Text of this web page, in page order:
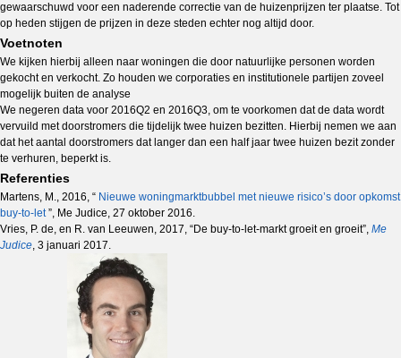
gewaarschuwd voor een naderende correctie van de huizenprijzen ter plaatse. Tot
op heden stijgen de prijzen in deze steden echter nog altijd door.
Voetnoten
We kijken hierbij alleen naar woningen die door natuurlijke personen worden
gekocht en verkocht. Zo houden we corporaties en institutionele partijen zoveel
mogelijk buiten de analyse
We negeren data voor 2016Q2 en 2016Q3, om te voorkomen dat de data wordt
vervuild met doorstromers die tijdelijk twee huizen bezitten. Hierbij nemen we aan
dat het aantal doorstromers dat langer dan een half jaar twee huizen bezit zonder
te verhuren, beperkt is.
Referenties
Martens, M., 2016, “ Nieuwe woningmarktbubbel met nieuwe risico’s door opkomst
buy-to-let”, Me Judice, 27 oktober 2016.
Vries, P. de, en R. van Leeuwen, 2017, “De buy-to-let-markt groeit en groeit”, Me
Judice, 3 januari 2017.